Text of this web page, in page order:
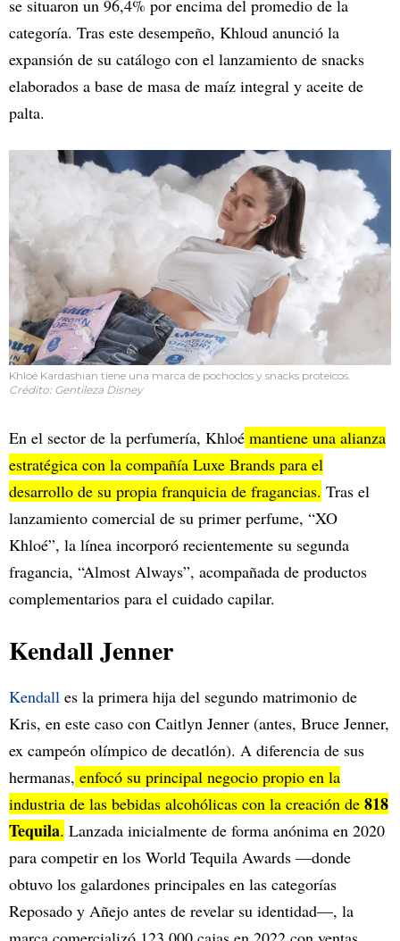
se situaron un 96,4% por encima del promedio de la
categoría. Tras este desempeño, Khloud anunció la
expansión de su catálogo con el lanzamiento de snacks
elaborados a base de masa de maíz integral y aceite de
palta.
Khloé Kardashian tiene una marca de pochoclos y snacks proteicos.
Crédito: Gentileza Disney
En el sector de la perfumería, Khloé mantiene una alianza
estratégica con la compañía Luxe Brands para el
desarrollo de su propia franquicia de fragancias. Tras el
lanzamiento comercial de su primer perfume, “XO
Khloé”, la línea incorporó recientemente su segunda
fragancia, “Almost Always”, acompañada de productos
complementarios para el cuidado capilar.
Kendall Jenner
Kendall es la primera hija del segundo matrimonio de
Kris, en este caso con Caitlyn Jenner (antes, Bruce Jenner,
ex campeón olímpico de decatlón). A diferencia de sus
hermanas, enfocó su principal negocio propio en la
industria de las bebidas alcohólicas con la creación de 818
Tequila. Lanzada inicialmente de forma anónima en 2020
para competir en los World Tequila Awards —donde
obtuvo los galardones principales en las categorías
Reposado y Añejo antes de revelar su identidad—, la